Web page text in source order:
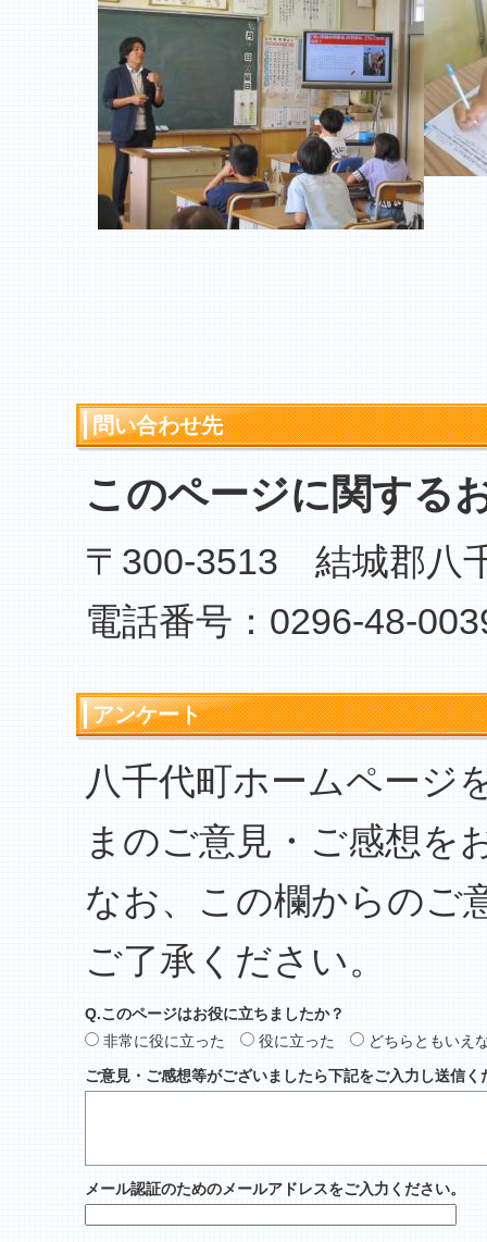
問い合わせ先
このページに関する
〒300-3513 結城郡八
電話番号：0296-48-
アンケート
八千代町ホームページ
まのご意見・ご感想を
なお、この欄からのご
ご了承ください。
Q.このページはお役に立ちましたか？
非常に役に立った
役に立った
どちらともいえ
ご意見・ご感想等がございましたら下記をご入力し送信く
メール認証のためのメールアドレスをご入力ください。